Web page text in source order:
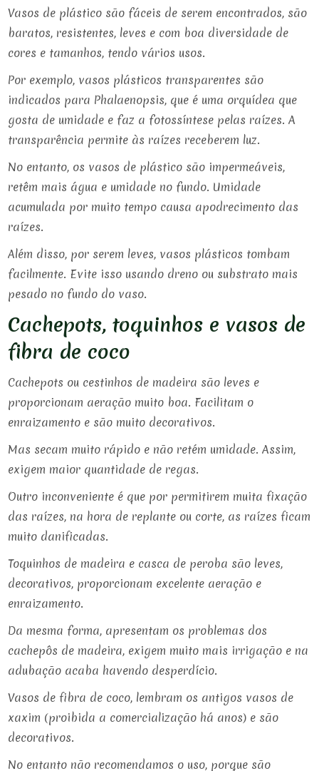
Vasos de plástico são fáceis de serem encontrados, são
baratos, resistentes, leves e com boa diversidade de
cores e tamanhos, tendo vários usos.
Por exemplo, vasos plásticos transparentes são
indicados para Phalaenopsis, que é uma orquídea que
gosta de umidade e faz a fotossíntese pelas raízes. A
transparência permite às raízes receberem luz.
No entanto, os vasos de plástico são impermeáveis,
retêm mais água e umidade no fundo. Umidade
acumulada por muito tempo causa apodrecimento das
raízes.
Além disso, por serem leves, vasos plásticos tombam
facilmente. Evite isso usando dreno ou substrato mais
pesado no fundo do vaso.
Cachepots, toquinhos e vasos de
fibra de coco
Cachepots ou cestinhos de madeira são leves e
proporcionam aeração muito boa. Facilitam o
enraizamento e são muito decorativos.
Mas secam muito rápido e não retém umidade. Assim,
exigem maior quantidade de regas.
Outro inconveniente é que por permitirem muita fixação
das raízes, na hora de replante ou corte, as raízes ficam
muito danificadas.
Toquinhos de madeira e casca de peroba são leves,
decorativos, proporcionam excelente aeração e
enraizamento.
Da mesma forma, apresentam os problemas dos
cachepôs de madeira, exigem muito mais irrigação e na
adubação acaba havendo desperdício.
Vasos de fibra de coco, lembram os antigos vasos de
xaxim (proibida a comercialização há anos) e são
decorativos.
No entanto não recomendamos o uso, porque são